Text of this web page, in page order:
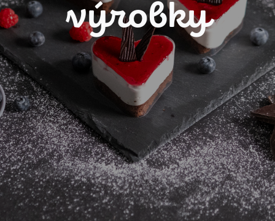
výrobky